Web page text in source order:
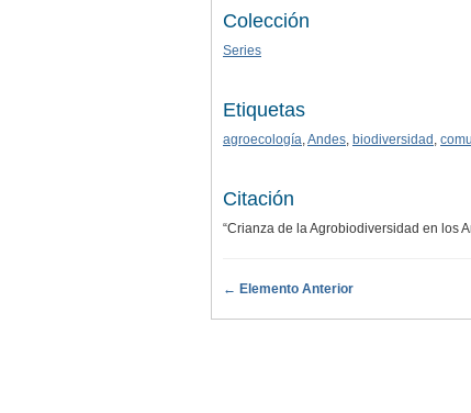
Colección
Series
Etiquetas
agroecología Andes biodiversidad
Citación
“Crianza de la Agrobiodiversidad en los
← Elemento Anterior